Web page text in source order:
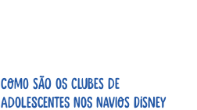
Como são os clubes de
adolescentes nos navios Disney